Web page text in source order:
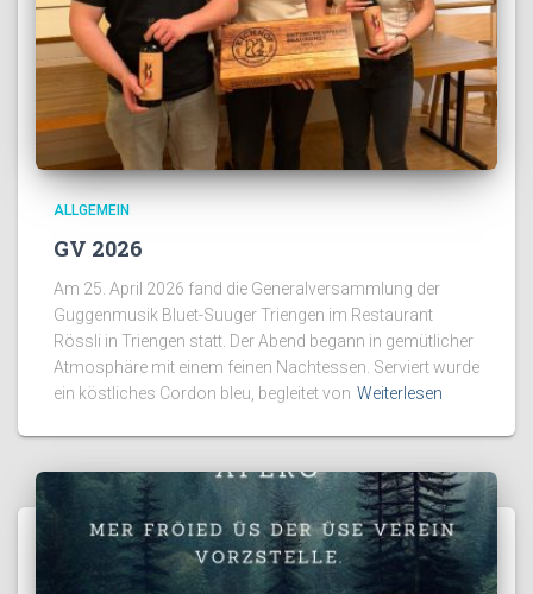
ALLGEMEIN
GV 2026
Am 25. April 2026 fand die Generalversammlung der
Guggenmusik Bluet-Suuger Triengen im Restaurant
Rössli in Triengen statt. Der Abend begann in gemütlicher
Atmosphäre mit einem feinen Nachtessen. Serviert wurde
ein köstliches Cordon bleu, begleitet von Weiterlesen